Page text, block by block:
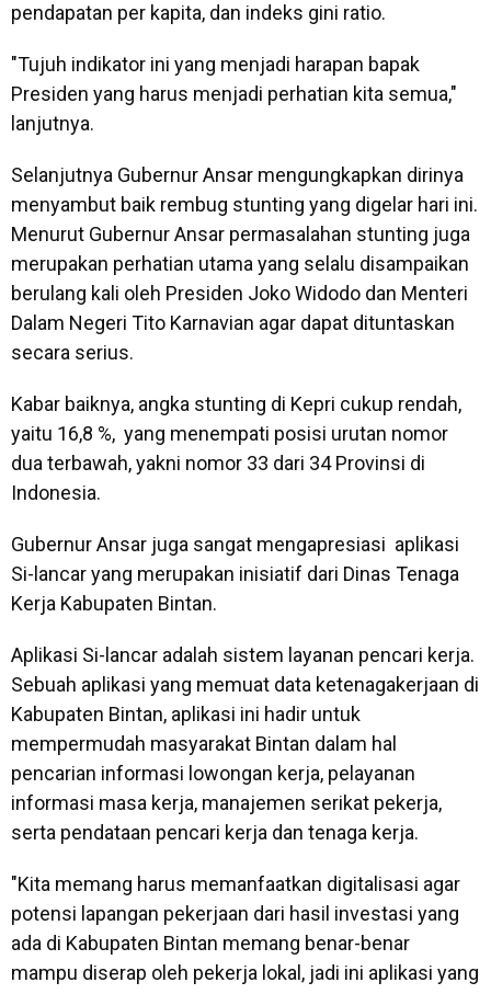
pendapatan per kapita, dan indeks gini ratio.
"Tujuh indikator ini yang menjadi harapan bapak
Presiden yang harus menjadi perhatian kita semua,"
lanjutnya.
Selanjutnya Gubernur Ansar mengungkapkan dirinya
menyambut baik rembug stunting yang digelar hari ini.
Menurut Gubernur Ansar permasalahan stunting juga
merupakan perhatian utama yang selalu disampaikan
berulang kali oleh Presiden Joko Widodo dan Menteri
Dalam Negeri Tito Karnavian agar dapat dituntaskan
secara serius.
Kabar baiknya, angka stunting di Kepri cukup rendah,
yaitu 16,8 %, yang menempati posisi urutan nomor
dua terbawah, yakni nomor 33 dari 34 Provinsi di
Indonesia.
Gubernur Ansar juga sangat mengapresiasi aplikasi
Si-lancar yang merupakan inisiatif dari Dinas Tenaga
Kerja Kabupaten Bintan.
Aplikasi Si-lancar adalah sistem layanan pencari kerja.
Sebuah aplikasi yang memuat data ketenagakerjaan di
Kabupaten Bintan, aplikasi ini hadir untuk
mempermudah masyarakat Bintan dalam hal
pencarian informasi lowongan kerja, pelayanan
informasi masa kerja, manajemen serikat pekerja,
serta pendataan pencari kerja dan tenaga kerja.
"Kita memang harus memanfaatkan digitalisasi agar
potensi lapangan pekerjaan dari hasil investasi yang
ada di Kabupaten Bintan memang benar-benar
mampu diserap oleh pekerja lokal, jadi ini aplikasi yang